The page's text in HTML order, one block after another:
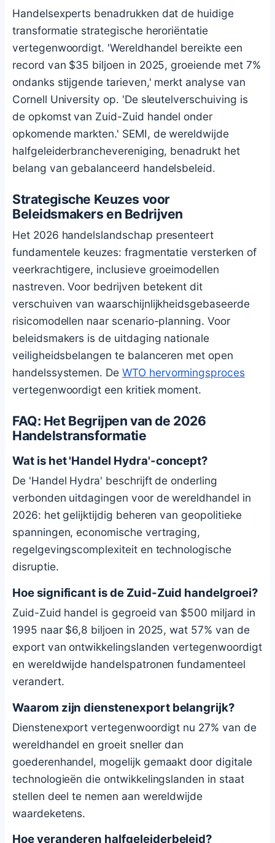
Handelsexperts benadrukken dat de huidige
transformatie strategische heroriëntatie
vertegenwoordigt. 'Wereldhandel bereikte een
record van $35 biljoen in 2025, groeiende met 7%
ondanks stijgende tarieven,' merkt analyse van
Cornell University op. 'De sleutelverschuiving is
de opkomst van Zuid-Zuid handel onder
opkomende markten.' SEMI, de wereldwijde
halfgeleiderbranchevereniging, benadrukt het
belang van gebalanceerd handelsbeleid.
Strategische Keuzes voor
Beleidsmakers en Bedrijven
Het 2026 handelslandschap presenteert
fundamentele keuzes: fragmentatie versterken of
veerkrachtigere, inclusieve groeimodellen
nastreven. Voor bedrijven betekent dit
verschuiven van waarschijnlijkheidsgebaseerde
risicomodellen naar scenario-planning. Voor
beleidsmakers is de uitdaging nationale
veiligheidsbelangen te balanceren met open
handelssystemen. De WTO hervormingsproces
vertegenwoordigt een kritiek moment.
FAQ: Het Begrijpen van de 2026
Handelstransformatie
Wat is het 'Handel Hydra'-concept?
De 'Handel Hydra' beschrijft de onderling
verbonden uitdagingen voor de wereldhandel in
2026: het gelijktijdig beheren van geopolitieke
spanningen, economische vertraging,
regelgevingscomplexiteit en technologische
disruptie.
Hoe significant is de Zuid-Zuid handelgroei?
Zuid-Zuid handel is gegroeid van $500 miljard in
1995 naar $6,8 biljoen in 2025, wat 57% van de
export van ontwikkelingslanden vertegenwoordigt
en wereldwijde handelspatronen fundamenteel
verandert.
Waarom zijn dienstenexport belangrijk?
Dienstenexport vertegenwoordigt nu 27% van de
wereldhandel en groeit sneller dan
goederenhandel, mogelijk gemaakt door digitale
technologieën die ontwikkelingslanden in staat
stellen deel te nemen aan wereldwijde
waardeketens.
Hoe veranderen halfgeleiderbeleid?